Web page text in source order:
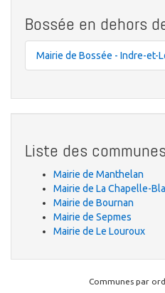
Bossée en dehors
Mairie de Bossée - Indre-et-
Liste des
Mairie de Manthelan
Mairie de La Chapelle-
Mairie de Bournan
Mairie de Sepmes
Mairie de Le Louroux
Communes par